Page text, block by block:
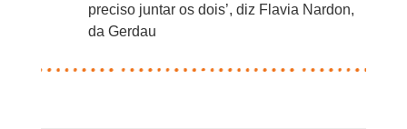
preciso juntar os dois’, diz Flavia Nardon,
da Gerdau